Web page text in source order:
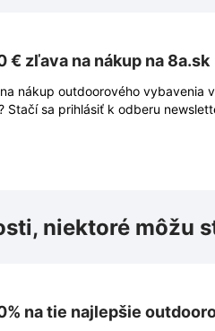
€ zľava na nákup na 8a.sk
nákup outdoorového vybavenia
Stačí sa prihlásiť k odberu
Vďaka registrácii už
niektoré môžu
na tie najlepšie